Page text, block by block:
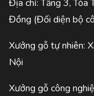
Địa chỉ: Tầng 3, Tòa
Đồng (Đối diện bộ
Xưởng gỗ tự nhiên:
Nội
Xưởng gỗ công